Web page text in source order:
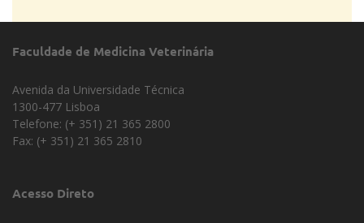
Faculdade de Medicina Veterinária
Avenida da Universidade Técnica
1300-477 Lisboa
Telefone: (+ 351) 21 365 2800
Fax: (+ 351) 21 365 2810
Acesso Direto